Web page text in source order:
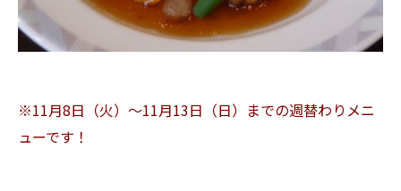
※11月8日（火）～11月13日（日）までの週替わりメニ
ューです！